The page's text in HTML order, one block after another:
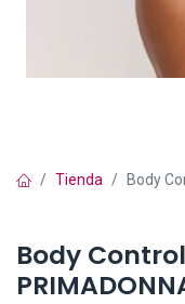
Tienda Body
Body